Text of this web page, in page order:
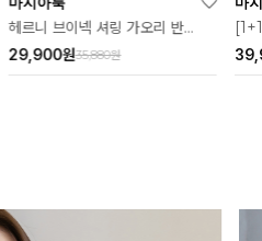
[1+1] 알른 소프 카라 원피스
63,000원
39,900원
쿨